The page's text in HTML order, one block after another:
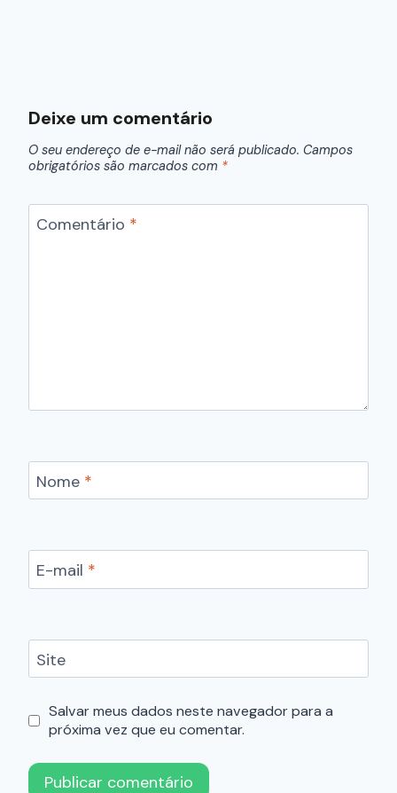
Deixe um comentário
O seu endereço de e-mail não será publicado. Campos
obrigatórios são marcados com *
Comentário *
Nome *
E-mail *
Site
Salvar meus dados neste navegador para a
próxima vez que eu comentar.